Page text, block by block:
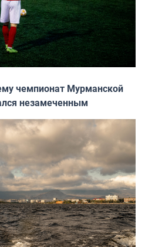
чемпионат Мурманской
незамеченным